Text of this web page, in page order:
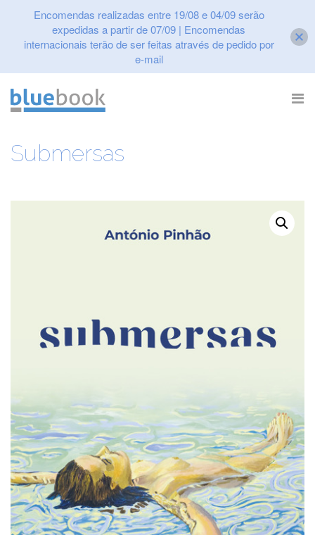
content
Submersas
Encomendas realizadas entre 19/08 e 04/09 serão
expedidas a partir de 07/09 | Encomendas
internacionais terão de ser feitas através de pedido por
e-mail